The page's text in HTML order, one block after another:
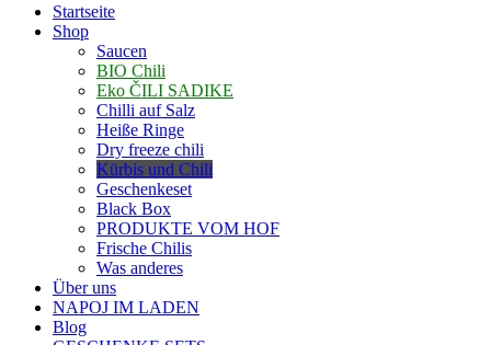
Startseite
Shop
Saucen
BIO Chili
Eko ČILI SADIKE
Chilli auf Salz
Heiße Ringe
Dry freeze chili
Kürbis und Chili
Geschenkeset
Black Box
PRODUKTE VOM HOF
Frische Chilis
Was anderes
Über uns
NAPOJ IM LADEN
Blog